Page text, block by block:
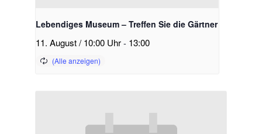
Lebendiges Museum – Treffen Sie die Gärtner
11. August / 10:00 Uhr- 13:00